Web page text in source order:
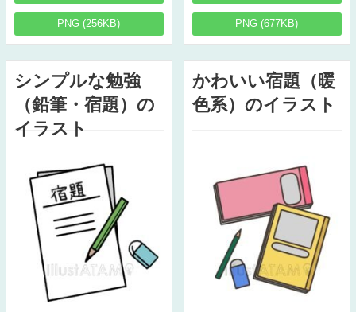
PNG (256KB) PNG (677KB)
シンプルな勉強
（鉛筆・宿題）の
イラスト
かわいい宿題（暖
色系）のイラスト